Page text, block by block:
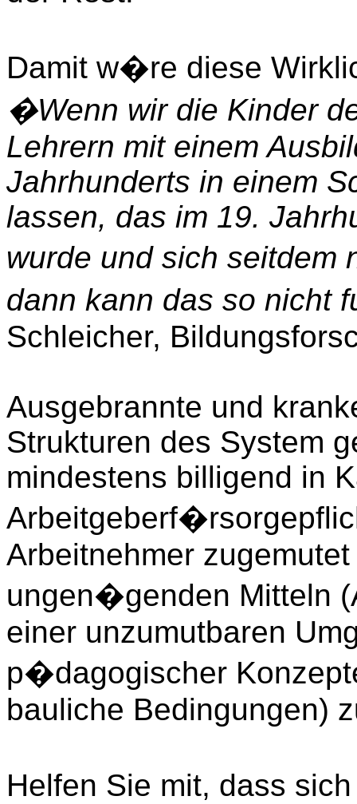
Damit w�re diese
�Wenn wir die Kinder
Lehrern mit einem
Jahrhunderts in einem
lassen, das im 19.
wurde und sich
dann kann das so
Schleicher,
Ausgebrannte und
Strukturen des System
mindestens billigend in
Arbeitnehmer
ungen�genden Mitteln
einer unzumutbaren
p�dagogischer
bauliche Bedingungen)
Helfen Sie mit, dass